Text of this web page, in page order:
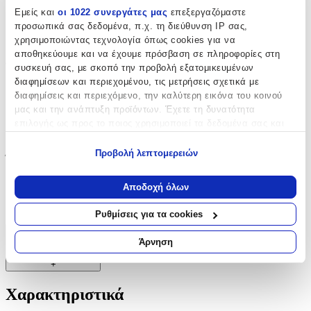
Εμείς και οι 1022 συνεργάτες μας επεξεργαζόμαστε
προσωπικά σας δεδομένα, π.χ. τη διεύθυνση IP σας,
χρησιμοποιώντας τεχνολογία όπως cookies για να
αποθηκεύουμε και να έχουμε πρόσβαση σε πληροφορίες στη
συσκευή σας, με σκοπό την προβολή εξατομικευμένων
διαφημίσεων και περιεχομένου, τις μετρήσεις σχετικά με
διαφημίσεις και περιεχόμενο, την καλύτερη εικόνα του κοινού
μας και την ανάπτυξη προϊόντων. Έχετε τη δυνατότητα
Να συλλέξουμε πληροφορίες σχετικά με τη γεωγραφική
σας τοποθεσία, οι οποίες μπορεί να είναι ακριβείς σε
απόσταση μερικών μέτρων
Να αναγνωρίσουμε τη συσκευή σας σαρώνοντας ενεργά
για συγκεκριμένα χαρακτηριστικά (δακτυλικό αποτύπωμα)
Μάθετε περισσότερα σχετικά με τον τρόπο επεξεργασίας των
προσωπικών σας δεδομένων και καθορίστε τις προτιμήσεις σας
ανακαλέσετε τη συγκατάθεσή σας ανά πάσα στιγμή από τη
Προβολή λεπτομερειών
Αποδοχή όλων
Ρυθμίσεις για τα cookies
Άρνηση
Μπορντούρα:
Ναι
Φωσφοριζέ:
Όχι
3D:
Όχι
cm
+
Χαρακτηριστικά